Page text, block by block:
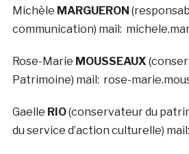
Michèle MARGUERON
communication) mail:
Rose-Marie MOUSSEAUX
Patrimoine) mail: rose-
Gaelle RIO(conservateur du
du service d’action culturelle)